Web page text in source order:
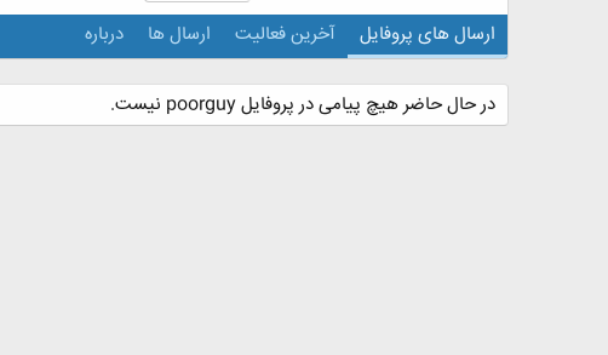
ارسال های پروفایل آخرین فعالیت ارسال ها درباره
در حال حاضر هیچ پیامی در پروفایل poorguy نیست.